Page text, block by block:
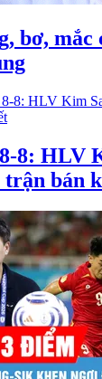
bơ, mắc
8: HLV
trận bán